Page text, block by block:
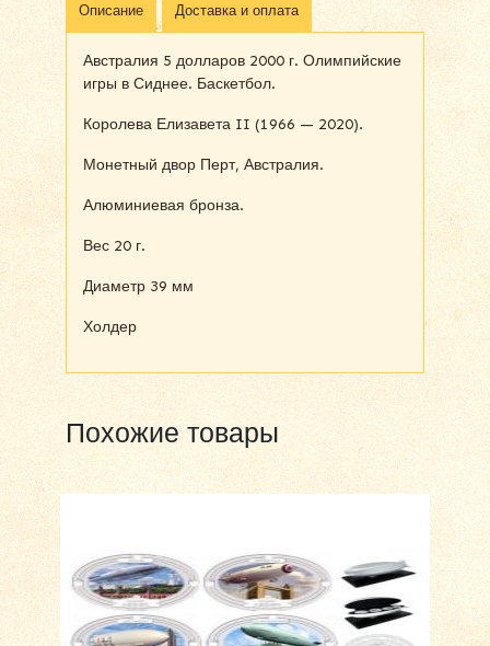
Описание Доставка и оплата
Австралия 5 долларов 2000 г. Олимпийские
игры в Сиднее. Баскетбол.
Королева Елизавета II (1966 — 2020).
Монетный двор Перт, Австралия.
Алюминиевая бронза.
Вес 20 г.
Диаметр 39 мм
Холдер
Похожие товары